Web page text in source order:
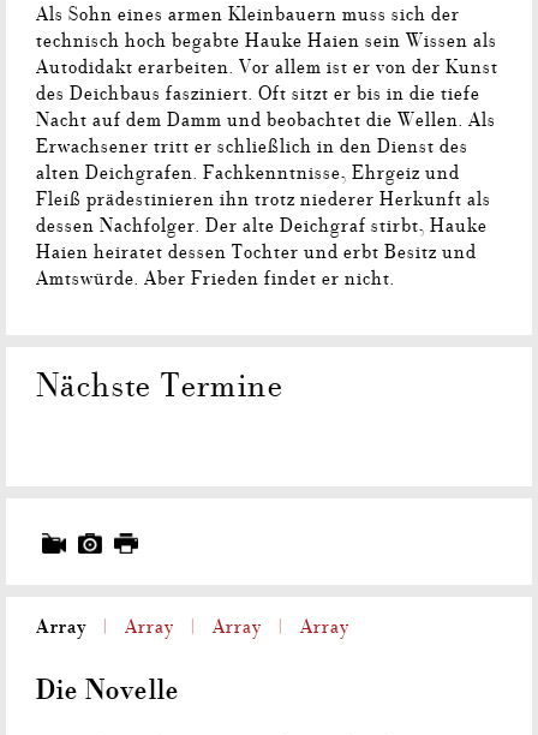
Als Sohn eines armen Kleinbauern muss sich der
technisch hoch begabte Hauke Haien sein Wissen als
Autodidakt erarbeiten. Vor allem ist er von der Kunst
des Deichbaus fasziniert. Oft sitzt er bis in die tiefe
Nacht auf dem Damm und beobachtet die Wellen. Als
Erwachsener tritt er schließlich in den Dienst des
alten Deichgrafen. Fachkenntnisse, Ehrgeiz und
Fleiß prädestinieren ihn trotz niederer Herkunft als
dessen Nachfolger. Der alte Deichgraf stirbt, Hauke
Haien heiratet dessen Tochter und erbt Besitz und
Amtswürde. Aber Frieden findet er nicht.
Nächste Termine
Array Array Array Array
Die Novelle